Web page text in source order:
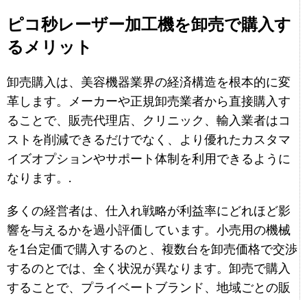
ピコ秒レーザー加工機を卸売で購入す
るメリット
卸売購入は、美容機器業界の経済構造を根本的に変
革します。メーカーや正規卸売業者から直接購入す
ることで、販売代理店、クリニック、輸入業者はコ
ストを削減できるだけでなく、より優れたカスタマ
イズオプションやサポート体制を利用できるように
なります。.
多くの経営者は、仕入れ戦略が利益率にどれほど影
響を与えるかを過小評価しています。小売用の機械
を1台定価で購入するのと、複数台を卸売価格で交渉
するのとでは、全く状況が異なります。卸売で購入
することで、プライベートブランド、地域ごとの販